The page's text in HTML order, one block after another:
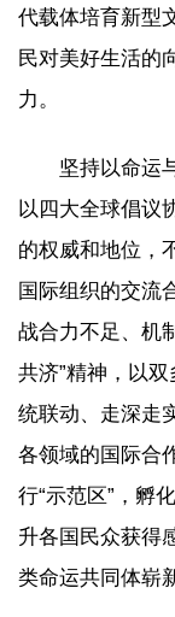
代载体培育新型
民对美好生活的
力。
坚持以命运
以四大全球倡议
的权威和地位，
国际组织的交流
战合力不足、机
共济”精神，以
统联动、走深走
各领域的国际合
行“示范区”，孵
升各国民众获得
类命运共同体崭